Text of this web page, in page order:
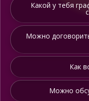
Какой у тебя
Можно
Как
Можно